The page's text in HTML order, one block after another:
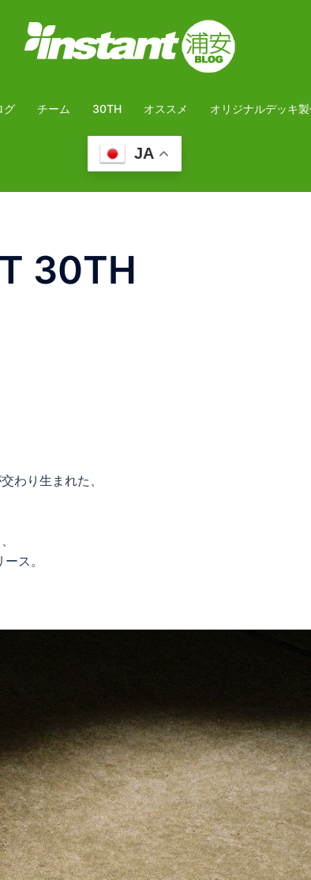
グ チーム 30TH オススメ オリジナルデッキ
JA
30TH
わり生まれた、
ス。